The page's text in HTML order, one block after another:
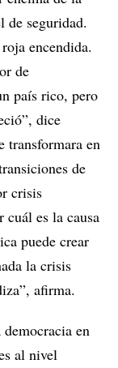
de seguridad.
encendida.
de
país rico, pero
dice
transformara en
de
crisis
cuál es la causa
puede crear
la crisis
afirma.
en
al nivel